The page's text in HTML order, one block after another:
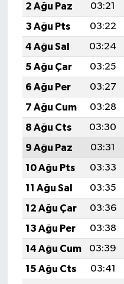
2 Ağu Paz
03:21
3 Ağu Pts
03:22
4 Ağu Sal
03:24
5 Ağu Çar
03:25
6 Ağu Per
03:27
7 Ağu Cum
03:28
8 Ağu Cts
03:30
9 Ağu Paz
03:31
10 Ağu Pts
03:33
11 Ağu Sal
03:35
12 Ağu Çar
03:36
13 Ağu Per
03:38
14 Ağu Cum
03:39
15 Ağu Cts
03:41